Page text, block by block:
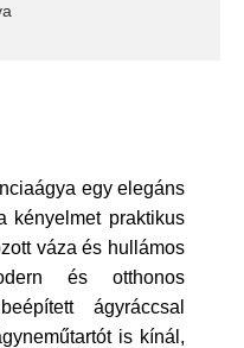
egy elegáns
kényelmet praktikus
váza és hullámos
és otthonos
ágyráccsal
is kínál,